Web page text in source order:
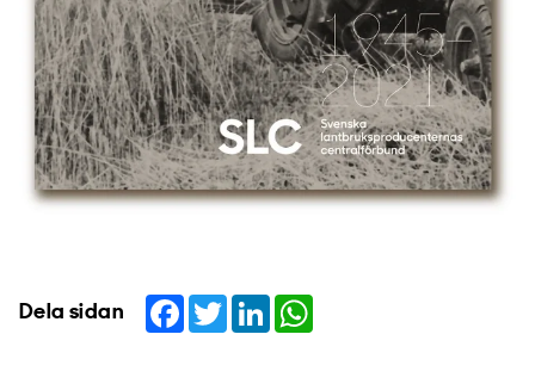
Dela sidan Facebook
TwitterLinkedIn